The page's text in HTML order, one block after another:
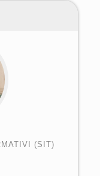
(SIT)